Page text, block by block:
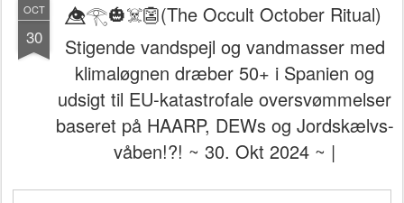
OCT
30
👁️⃤𓂀🎃☠️👺(The Occult October Ritual)
Stigende vandspejl og vandmasser med
klimaløgnen dræber 50+ i Spanien og
udsigt til EU-katastrofale oversvømmelser
baseret på HAARP, DEWs og Jordskælvs-
våben!?! ~ 30. Okt 2024 ~ |